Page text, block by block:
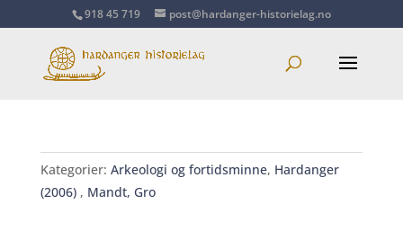
918 45 719 post@hardanger-historielag.no
Kategorier: Arkeologi og fortidsminne, Hardanger
(2006) , Mandt, Gro